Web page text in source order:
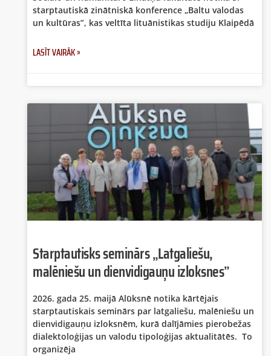
starptautiskā zinātniskā konference „Baltu valodas
un kultūras”, kas veltīta lituānistikas studiju Klaipēdā
LASĪT VAIRĀK »
Starptautisks seminārs „Latgaliešu,
malēniešu un dienvidigauņu izloksnes”
2026. gada 25. maijā Alūksnē notika kārtējais
starptautiskais seminārs par latgaliešu, malēniešu un
dienvidigauņu izloksnēm, kurā dalījāmies pierobežas
dialektoloģijas un valodu tipoloģijas aktualitātēs. To
organizēja